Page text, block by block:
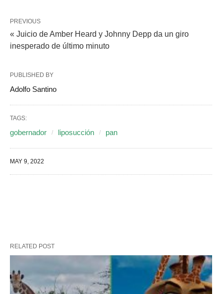
PREVIOUS
« Juicio de Amber Heard y Johnny Depp da un giro
inesperado de último minuto
PUBLISHED BY
Adolfo Santino
TAGS:
gobernador liposucción pan
MAY 9, 2022
RELATED POST